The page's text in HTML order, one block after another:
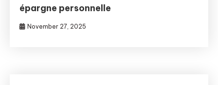
épargne personnelle
November 27, 2025